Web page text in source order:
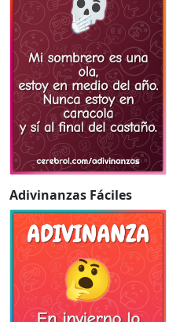
Adivinanzas Fáciles